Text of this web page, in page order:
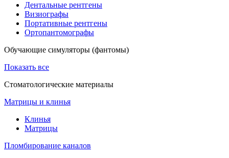
Дентальные рентгены
Визиографы
Портативные рентгены
Ортопантомографы
Обучающие симуляторы (фантомы)
Показать все
Стоматологические материалы
Матрицы и клинья
Клинья
Матрицы
Пломбирование каналов